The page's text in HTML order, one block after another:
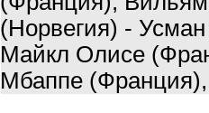
(Норвегия) -
Майкл Олисе
Мбаппе